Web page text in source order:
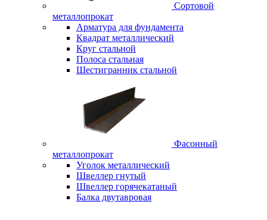
Сортовой
металлопрокат
Арматура для фундамента
Квадрат металлический
Круг стальной
Полоса стальная
Шестигранник стальной
Фасонный
металлопрокат
Уголок металлический
Швеллер гнутый
Швеллер горячекатаный
Балка двутавровая